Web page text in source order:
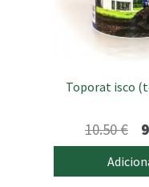
Toporat isco
10.50€